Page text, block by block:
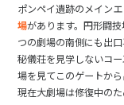
ポンペイ遺跡のメイン
場があります。円形闘
つの劇場の南側にも出口
秘儀荘を見学しないコ
場を見てこのゲートか
現在大劇場は修復中のた